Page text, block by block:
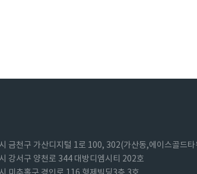
금천구 가산디지털 1로 100, 302(가산동,에이스골드
강서구 양천로 344 대방디엠시티 202호